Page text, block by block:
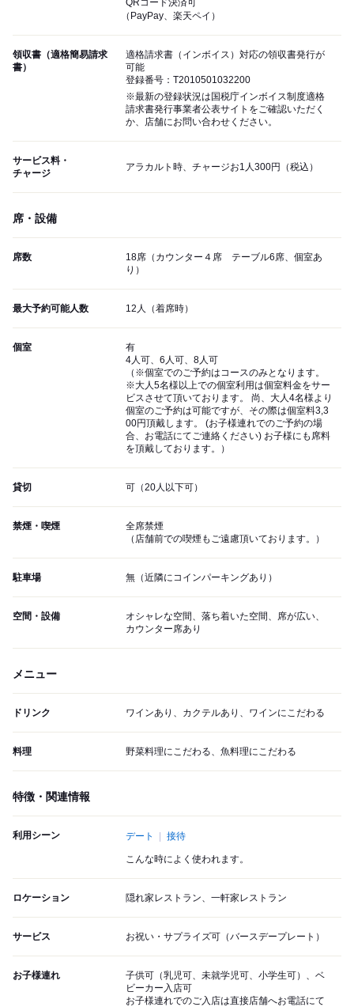
QRコード決済可
（PayPay、楽天ペイ）
領収書（適格簡易請求
書）
適格請求書（インボイス）対応の領収書発行が
可能
登録番号：T2010501032200
※最新の登録状況は国税庁インボイス制度適格
請求書発行事業者公表サイトをご確認いただく
か、店舗にお問い合わせください。
サービス料・
チャージ
アラカルト時、チャージお1人300円（税込）
席・設備
席数
18席（カウンター４席 テーブル6席、個室あ
り）
最大予約可能人数 12人（着席時）
個室
有
4人可、6人可、8人可
（※個室でのご予約はコースのみとなります。
※大人5名様以上での個室利用は個室料金をサー
ビスさせて頂いております。 尚、大人4名様より
個室のご予約は可能ですが、その際は個室料3,3
00円頂戴します。 (お子様連れでのご予約の場
合、お電話にてご連絡ください) お子様にも席料
を頂戴しております。）
貸切 可（20人以下可）
禁煙・喫煙
全席禁煙
（店舗前での喫煙もご遠慮頂いております。）
駐車場 無（近隣にコインパーキングあり）
空間・設備
オシャレな空間、落ち着いた空間、席が広い、
カウンター席あり
メニュー
ドリンク ワインあり、カクテルあり、ワインにこだわる
料理 野菜料理にこだわる、魚料理にこだわる
特徴・関連情報
利用シーン デート 接待
こんな時によく使われます。
ロケーション 隠れ家レストラン、一軒家レストラン
サービス お祝い・サプライズ可（バースデープレート）
お子様連れ
子供可（乳児可、未就学児可、小学生可）、ベ
ビーカー入店可
お子様連れでのご入店は直接店舗へお電話にて